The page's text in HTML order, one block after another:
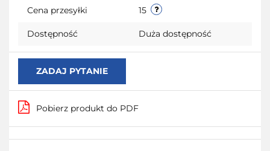
Cena przesyłki 15
Dostępność Duża dostępność
ZADAJ PYTANIE
Pobierz produkt do PDF